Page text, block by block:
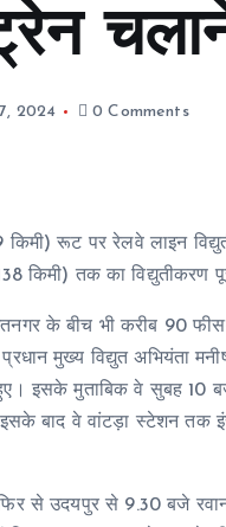
चलाने
2024 0 Comments
रूट पर रेलवे लाइन
किमी) तक का विद्युतीकरण
के बीच भी करीब 90
मुख्य विद्युत अभियंता
इसके मुताबिक वे सुबह 10 बजे
बाद वे वांटड़ा स्टेशन तक
से उदयपुर से 9.30 बजे